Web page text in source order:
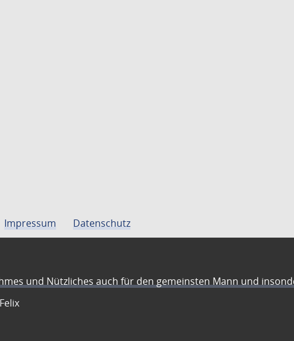
Impressum Datenschutz
und Nützliches auch für den gemeinsten Mann und